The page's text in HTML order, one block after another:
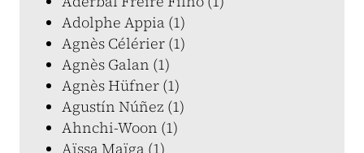
Adolphe Appia (1)
Agnès Célérier (1)
Agnès Galan (1)
Agnès Hüfner (1)
Agustín Núñez (1)
Ahnchi-Woon (1)
Aïssa Maïga (1)